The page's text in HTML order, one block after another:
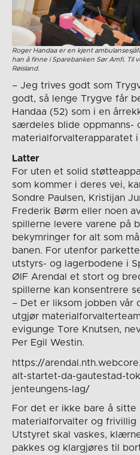
Roger Handaa er en kjent
han å finne i Sparebanken Sør Amfi. Til
Røisland.
– Jeg trives godt som
godt, så lenge Trygve får
Handaa (52) som i en
særdeles blide oppmanns-
materialforvalterapparatet
Latter
For uten et solid
som kommer i deres vei,
Sondre Paulsen, Kristijan
Frederik Børm eller noen
spillerne levere varene på
bekymringer for alt som
banen. For utenfor
utstyrs- og lagerbodene i
ØIF Arendal et stort og
spillerne kan konsentrere
– Det er liksom jobben vår
utgjør
evigunge Tore Knutsen,
Per Egil Westin.
https://
alt-startet-da-gautestad-
jenteungens-lag/
For det er ikke bare å sitte
materialforvalter og frivillig
Utstyret skal vaskes,
pakkes og klargjøres til